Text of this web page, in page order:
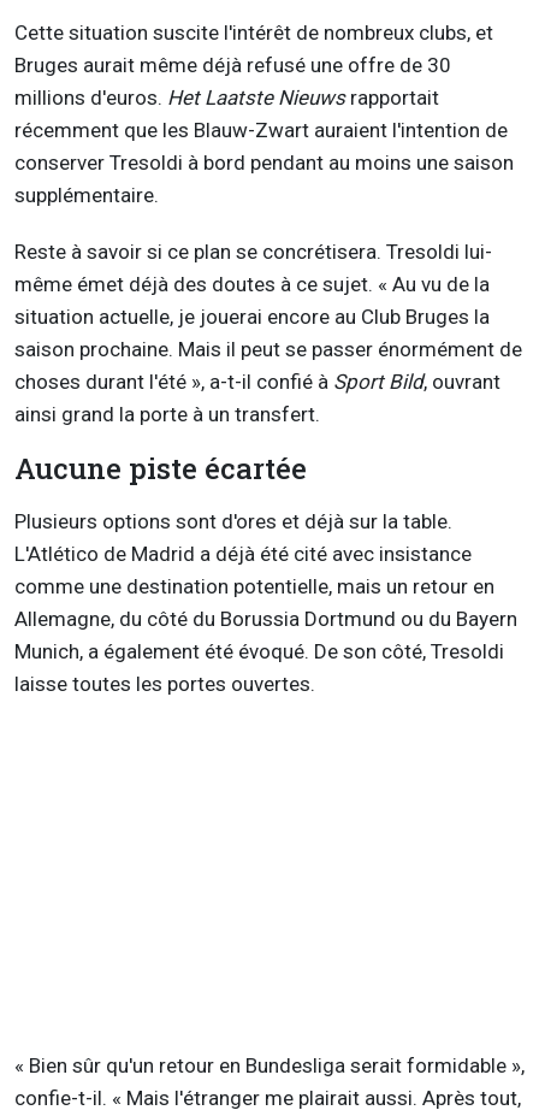
Cette situation suscite l'intérêt de nombreux clubs, et
Bruges aurait même déjà refusé une offre de 30
millions d'euros. Het Laatste Nieuwsrapportait
récemment que les Blauw-Zwart auraient l'intention de
conserver Tresoldi à bord pendant au moins une saison
supplémentaire.
Reste à savoir si ce plan se concrétisera. Tresoldi lui-
même émet déjà des doutes à ce sujet. « Au vu de la
situation actuelle, je jouerai encore au Club Bruges la
saison prochaine. Mais il peut se passer énormément de
choses durant l'été », a-t-il confié à Sport Bild, ouvrant
ainsi grand la porte à un transfert.
Aucune piste écartée
Plusieurs options sont d'ores et déjà sur la table.
L'Atlético de Madrid a déjà été cité avec insistance
comme une destination potentielle, mais un retour en
Allemagne, du côté du Borussia Dortmund ou du Bayern
Munich, a également été évoqué. De son côté, Tresoldi
laisse toutes les portes ouvertes.
« Bien sûr qu'un retour en Bundesliga serait formidable »,
confie-t-il. « Mais l'étranger me plairait aussi. Après tout,